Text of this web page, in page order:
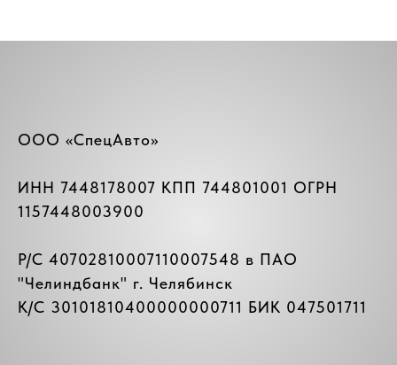
ООО «СпецАвто»
ИНН 7448178007 КПП 744801001 ОГРН
1157448003900
Р/C 40702810007110007548 в ПАО
"Челиндбанк" г. Челябинск
К/C 30101810400000000711 БИК 047501711